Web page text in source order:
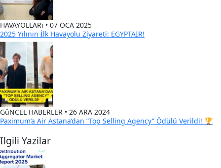
HAVAYOLLARı • 07 OCA 2025
2025 Yılının İlk Havayolu Ziyareti: EGYPTAIR!
GüNCEL HABERLER • 26 ARA 2024
Paximum’a Air Astana’dan “Top Selling Agency” Ödülü Verildi! 🏆
Ilgili Yazilar